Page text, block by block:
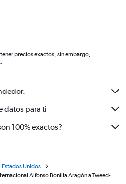
precios exactos, sin embargo,
.
datos para ti
100% exactos?
Estados Unidos
Alfonso Bonilla Aragón a Tweed-